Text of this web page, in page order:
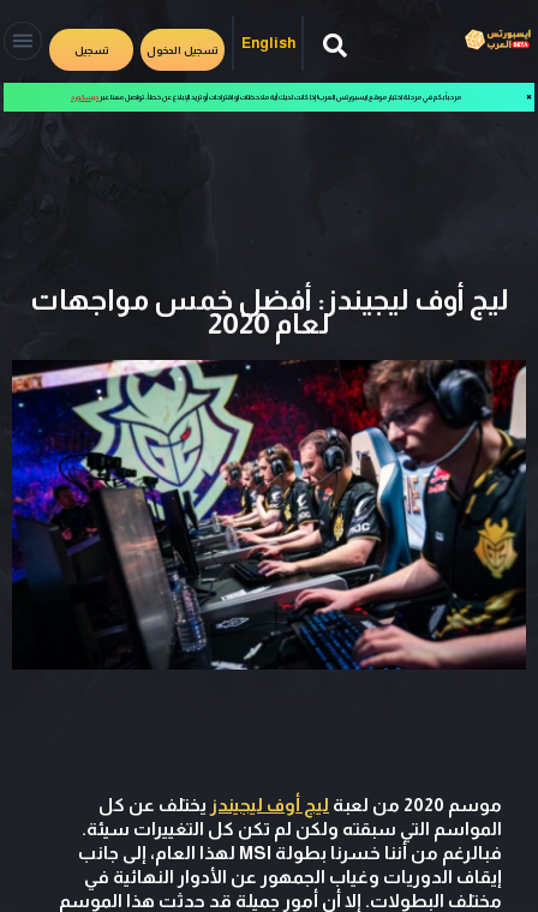
English تسجيل الدخول تسجيل
✖ مرحباً بكم في مرحلة اختبار موقع ايسبورتس العرب! إذا كانت لديك أية ملاحظات او اقتراحات أو تريد الإبلاغ عن خطأ، تواصل معنا عبر ديسكورد
ليج أوف ليجيندز: أفضل خمس مواجهات
لعام 2020
موسم 2020 من لعبة ليج أوف ليجيندز يختلف عن كل
المواسم التي سبقته ولكن لم تكن كل التغييرات سيئة.
فبالرغم من أننا خسرنا بطولة MSI لهذا العام، إلى جانب
إيقاف الدوريات وغياب الجمهور عن الأدوار النهائية في
مختلف البطولات. إلا أن أمور جميلة قد حدثت هذا الموسم